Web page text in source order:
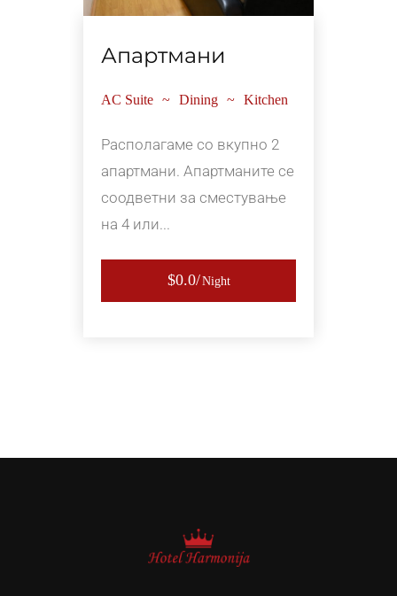
Апартмани
AC Suite Dining Kitchen
Располагаме со вкупно 2
апартмани. Апартманите се
соодветни за сместување
на 4 или...
$0.0 Night